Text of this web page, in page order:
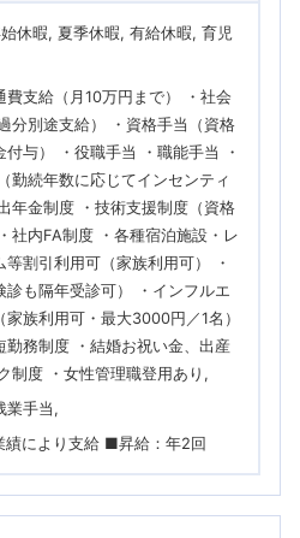
休暇, 夏季休暇, 有給休暇, 育児
費支給（月10万円まで） ・社会
分別途支給） ・資格手当（資格
与） ・役職手当 ・職能手当 ・
勤続年数に応じてインセンティ
年金制度 ・技術支援制度（資格
社内FA制度 ・各種宿泊施設・レ
割引利用可（家族利用可） ・
も隔年受診可） ・インフルエ
族利用可・最大3000円／1名）
勤務制度 ・結婚お祝い金、出産
制度 ・女性管理職登用あり
業手当
績により支給 ■昇給：年2回